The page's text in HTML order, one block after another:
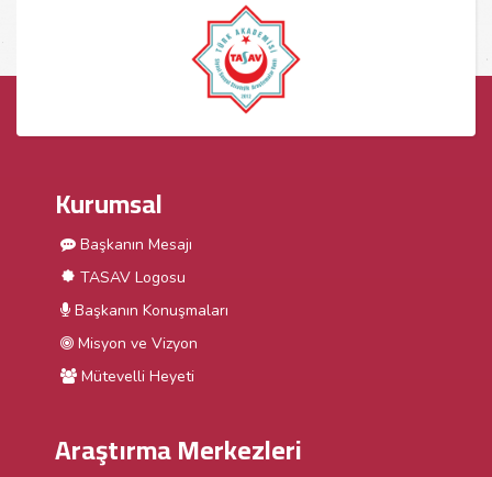
Kurumsal
Başkanın Mesajı
TASAV Logosu
Başkanın Konuşmaları
Misyon ve Vizyon
Mütevelli Heyeti
Araştırma Merkezleri